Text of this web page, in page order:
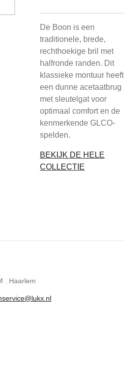
De Boon is een
traditionele, brede,
rechthoekige bril met
halfronde randen. Dit
klassieke montuur heeft
een dunne acetaatbrug
met sleutelgat voor
optimaal comfort en de
kenmerkende GLCO-
spelden.
BEKIJK DE HELE
COLLECTIE
. Haarlem